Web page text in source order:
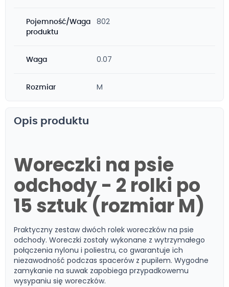
Pojemność/Waga
produktu
802
Waga 0.07
Rozmiar M
Opis produktu
Woreczki na psie
odchody - 2 rolki po
15 sztuk (rozmiar M)
Praktyczny zestaw dwóch rolek woreczków na psie
odchody. Woreczki zostały wykonane z wytrzymałego
połączenia nylonu i poliestru, co gwarantuje ich
niezawodność podczas spacerów z pupilem. Wygodne
zamykanie na suwak zapobiega przypadkowemu
wysypaniu się woreczków.